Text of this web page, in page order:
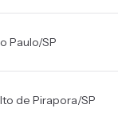
Paulo/SP
de Pirapora/SP